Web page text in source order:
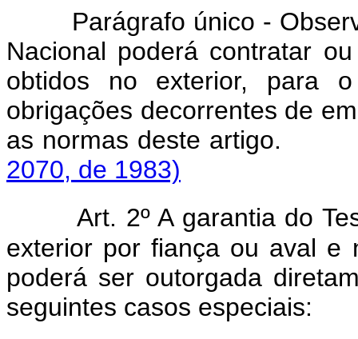
Parágrafo único -
Nacional poderá contratar
obtidos no exterior, para
obrigações decorrentes de
as normas deste
2070, de 1983)
Art. 2º A garantia do
exterior por fiança ou aval e
poderá ser outorgada
seguintes casos especiais: